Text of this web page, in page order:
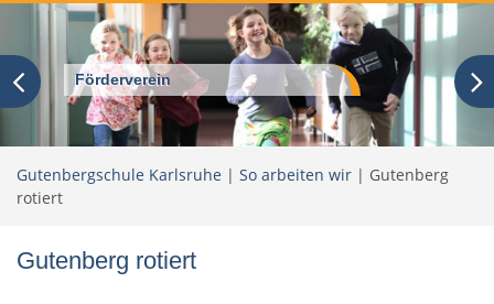
Förderverein
Gutenbergschule Karlsruhe | So arbeiten wir | Gutenberg
rotiert
Gutenberg rotiert